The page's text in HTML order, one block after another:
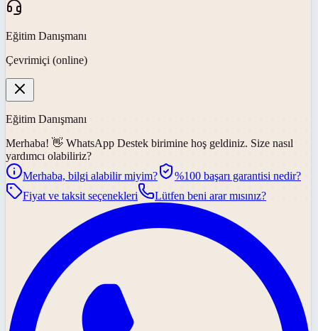
Eğitim Danışmanı
Çevrimiçi (online)
Eğitim Danışmanı
Merhaba! 👋 WhatsApp Destek birimine hoş geldiniz. Size nasıl
yardımcı olabiliriz?
Merhaba, bilgi alabilir miyim?
%100 başarı garantisi nedir?
Fiyat ve taksit seçenekleri
Lütfen beni arar mısınız?